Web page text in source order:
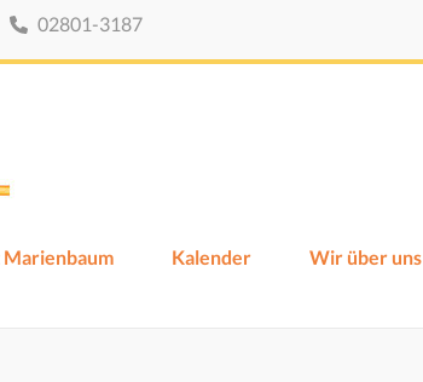
02801-3187
Kalender Wir über uns